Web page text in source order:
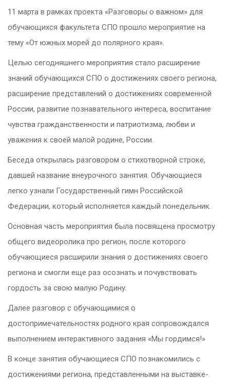
11 марта в рамках проекта «Разговоры о важном» для
обучающихся факультета СПО прошло мероприятие на
тему «От южных морей до полярного края».
Целью сегодняшнего мероприятия стало расширение
знаний обучающихся СПО о достижениях своего региона,
расширение представлений о достижениях современной
России, развитие познавательного интереса, воспитание
чувства гражданственности и патриотизма, любви и
уважения к своей малой родине, России.
Беседа открылась разговором о стихотворной строке,
давшей название внеурочного занятия. Обучающиеся
легко узнали Государственный гимн Российской
Федерации, который исполняется каждый понедельник.
Основная часть мероприятия была посвящена просмотру
общего видеоролика про регион, после которого
обучающиеся расширили знания о достижениях своего
региона и смогли еще раз осознать и почувствовать
гордость за свою малую Родину.
Далее разговор с обучающимися о
достопримечательностях родного края сопровождался
выполнением интерактивного задания «Мы гордимся!»
В конце занятия обучающиеся СПО познакомились с
достижениями региона, представленными на выставке-